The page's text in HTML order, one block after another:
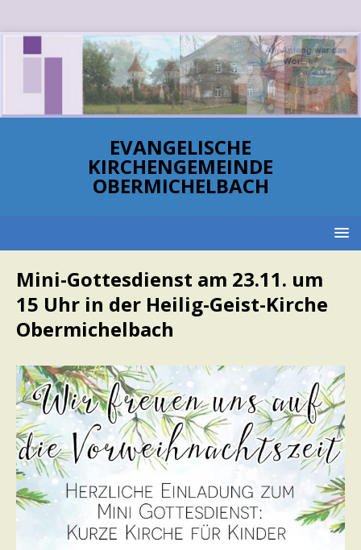
EVANGELISCHE
KIRCHENGEMEINDE
OBERMICHELBACH
Mini-Gottesdienst am 23.11. um
15 Uhr in der Heilig-Geist-Kirche
Obermichelbach